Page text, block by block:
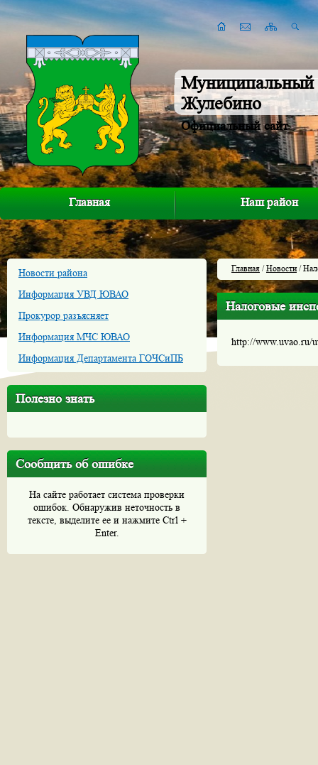
Муниципальный
Жулебино
Официальный сайт
Главная Наш район
Новости района
Информация УВД ЮВАО
Прокурор разъясняет
Информация МЧС ЮВАО
Информация Департамента ГОЧСиПБ
Полезно знать
Сообщить об ошибке
На сайте работает система проверки
ошибок. Обнаружив неточность в
тексте, выделите ее и нажмите Ctrl +
Enter.
Главная /Новости/
Налоговые
http://www.uvao.ru/